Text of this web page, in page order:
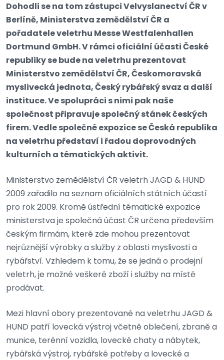
Dohodli se na tom zástupci Velvyslanectví ČR v
Berlíně, Ministerstva zemědělství ČR a
pořadatele veletrhu Messe Westfalenhallen
Dortmund GmbH. V rámci oficiální účasti České
republiky se bude na veletrhu prezentovat
Ministerstvo zemědělství ČR, Českomoravská
myslivecká jednota, Český rybářský svaz a další
instituce. Ve spolupráci s nimi pak naše
společnost připravuje společný stánek českých
firem. Vedle společné expozice se Česká republika
na veletrhu představí i řadou doprovodných
kulturních a tématických aktivit.
Ministerstvo zemědělství ČR veletrh JAGD & HUND
2009 zařadilo na seznam oficiálních státních účastí
pro rok 2009. Kromě ústřední tématické expozice
ministerstva je společná účast ČR určena především
českým firmám, které zde mohou prezentovat
nejrůznější výrobky a služby z oblasti myslivosti a
rybářství. Vzhledem k tomu, že se jedná o prodejní
veletrh, je možné veškeré zboží i služby na místě
prodávat.
Mezi hlavní obory prezentované na veletrhu JAGD &
HUND patří lovecká výstroj včetně oblečení, zbraně a
munice, terénní vozidla, lovecké chaty a nábytek,
rybářská výstroj, rybářské potřeby a lovecké a